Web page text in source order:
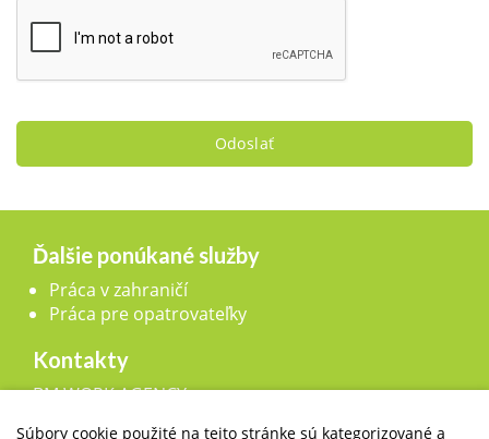
Odoslať
Ďalšie ponúkané služby
Práca v zahraničí
Práca pre opatrovateľky
Kontakty
BM WORK AGENCY, s.r.o.,
Súbory cookie použité na tejto stránke sú kategorizované a